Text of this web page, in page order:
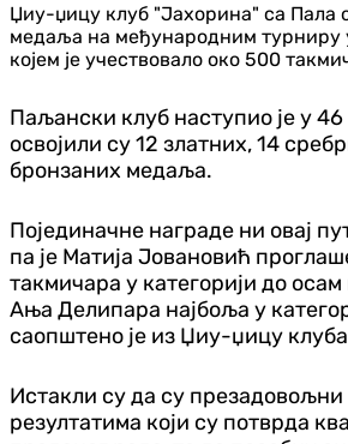
Џиу-џицу клуб "Јахорина" са Пала
медаља на међународним турниру
којем је учествовало око 500
Паљански клуб наступио је у 46
освојили су 12 златних, 14
бронзаних медаља.
Појединачне награде ни овај
па је Матија Јовановић
такмичара у категорији до осам
Ања Делипара најбоља у
саопштено је из Џиу-џицу
Истакли су да су
резултатима који су потврда